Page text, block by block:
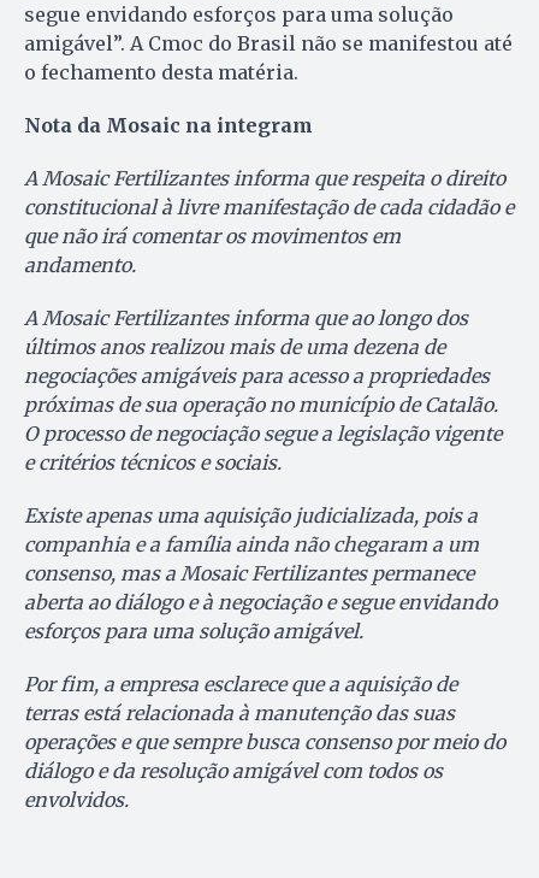
segue envidando esforços para uma solução
amigável”. A Cmoc do Brasil não se manifestou até
o fechamento desta matéria.
Nota da Mosaic na integram
A Mosaic Fertilizantes informa que respeita o direito
constitucional à livre manifestação de cada cidadão e
que não irá comentar os movimentos em
andamento.
A Mosaic Fertilizantes informa que ao longo dos
últimos anos realizou mais de uma dezena de
negociações amigáveis para acesso a propriedades
próximas de sua operação no município de Catalão.
O processo de negociação segue a legislação vigente
e critérios técnicos e sociais.
Existe apenas uma aquisição judicializada, pois a
companhia e a família ainda não chegaram a um
consenso, mas a Mosaic Fertilizantes permanece
aberta ao diálogo e à negociação e segue envidando
esforços para uma solução amigável.
Por fim, a empresa esclarece que a aquisição de
terras está relacionada à manutenção das suas
operações e que sempre busca consenso por meio do
diálogo e da resolução amigável com todos os
envolvidos.